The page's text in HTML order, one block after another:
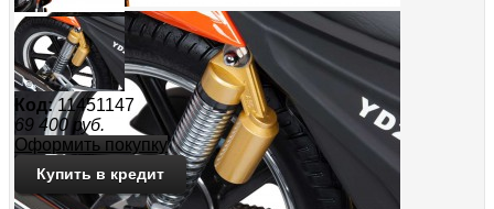
Код:11451147
69 400 руб.
Оформить покупку
Купить в кредит